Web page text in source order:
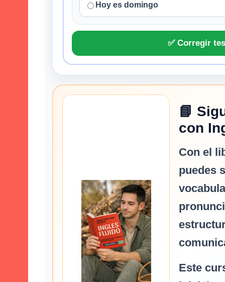
Hoy es domingo
✅ Corregir
📘
con
Con el
puedes
Este